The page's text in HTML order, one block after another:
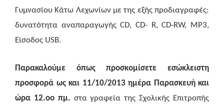
Γυμνασίου Κάτω Λεχωνίων με της εξής προδιαγραφές:
δυνατότητα αναπαραγωγής CD, CD- R, CD-RW, MP3,
Είσοδος USB.
Παρακαλούμε όπως προσκομίσετε εσώκλειστη
προσφορά ως και 11/10/2013 ημέρα Παρασκευή και
ώρα 12.οο πμ. στα γραφεία της Σχολικής Επιτροπής